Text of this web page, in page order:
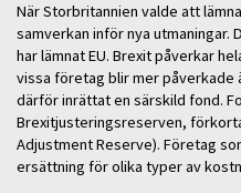
När Storbritannien valde att
samverkan inför nya utmaningar.
har lämnat EU. Brexit påverkar
vissa företag blir mer påverkade
därför inrättat en särskild fond.
Brexitjusteringsreserven,
Adjustment Reserve). Företag
ersättning för olika typer av